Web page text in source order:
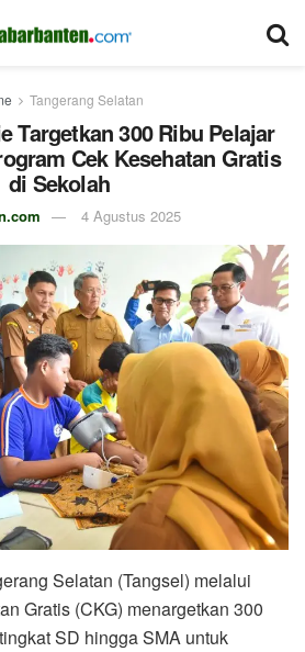
Tangerang Selatan
Targetkan 300 Ribu Pelajar
Cek Kesehatan Gratis
di Sekolah
4 Agustus 2025
Selatan (Tangsel) melalui
Gratis (CKG) menargetkan 300
SD hingga SMA untuk